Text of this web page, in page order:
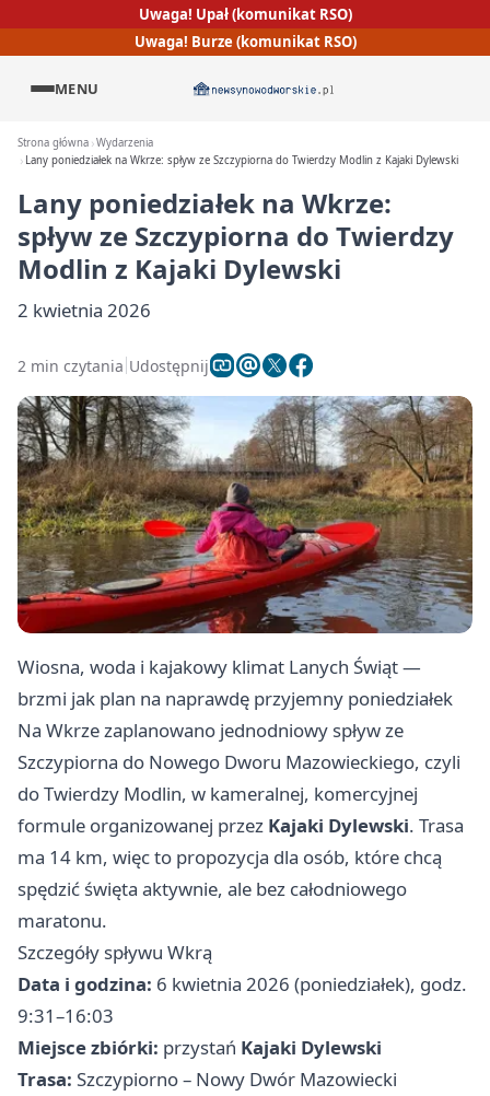
Uwaga! Upał (komunikat RSO)
Uwaga! Burze (komunikat RSO)
MENU
Strona główna Wydarzenia
Lany poniedziałek na Wkrze: spływ ze Szczypiorna do Twierdzy Modlin z Kajaki Dylewski
Lany poniedziałek na Wkrze:
spływ ze Szczypiorna do Twierdzy
Modlin z Kajaki Dylewski
2 kwietnia 2026
2 min czytania Udostępnij
Wiosna, woda i kajakowy klimat Lanych Świąt —
brzmi jak plan na naprawdę przyjemny poniedziałek
Na Wkrze zaplanowano jednodniowy spływ ze
Szczypiorna do Nowego Dworu Mazowieckiego, czyli
do Twierdzy Modlin, w kameralnej, komercyjnej
formule organizowanej przez Kajaki Dylewski. Trasa
ma 14 km, więc to propozycja dla osób, które chcą
spędzić święta aktywnie, ale bez całodniowego
maratonu.
Szczegóły spływu Wkrą
Data i godzina: 6 kwietnia 2026 (poniedziałek), godz.
9:31–16:03
Miejsce zbiórki: przystań Kajaki Dylewski
Trasa: Szczypiorno – Nowy Dwór Mazowiecki